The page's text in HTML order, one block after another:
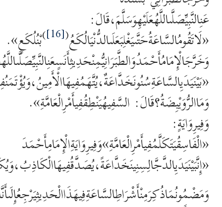
عَنِالنَّبِيِّصَلَّىاللَّهُعَلَيْهِوَسَلَّمَ،قَالَ:
«لَاتَقُومُالسَّاعَةُحَتَّىيَغْلِبَعَلَىالدُّنْيَالُكَعُ(
[16]
)بْنُلُكَعٍ».
وَمَاالرُّوَيْبِضَةُ؟قَالَ: السَّفِيهُيَنْطِقُفِيأَمْرِالْعَامَّةِ».
وَفِيرِوَايَةٍ:
«الْفَاسِقُيَتَكَلَّمُفِيأَمْرِالْعَامَّةِ»وَفِيرِوَايَةِالْإِمَامِأَحْمَدَ